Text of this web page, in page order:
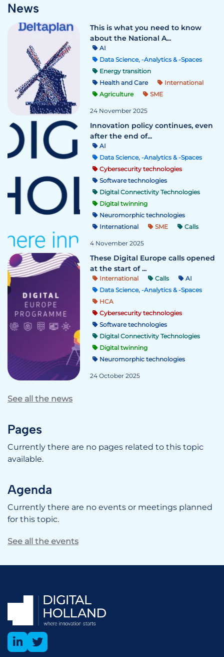
News
This is what you need to know
about the National A...
AI
Data Science, -Analytics & -Spaces
Energy transition
Health and Care
International
Agriculture
SME
24 November 2025
Innovation policy continues, even
after the end of...
AI
Data Science, -Analytics & -Spaces
Cybersecurity technologies
Software technologies
Digital Connectivity Technologies
Digital twinning
Neuromorphic technologies
International
SME Calls
4 November 2025
These Digital Europe calls opened
at the start of ...
International Calls
AI
Data Science, -Analytics & -Spaces
HCA
Cybersecurity technologies
Software technologies
Digital Connectivity Technologies
Digital twinning
Neuromorphic technologies
24 October 2025
See all the news
Pages
Currently there are no pages related to this topic
available.
Agenda
Currently there are no events or meetings planned
for this topic.
See all the events